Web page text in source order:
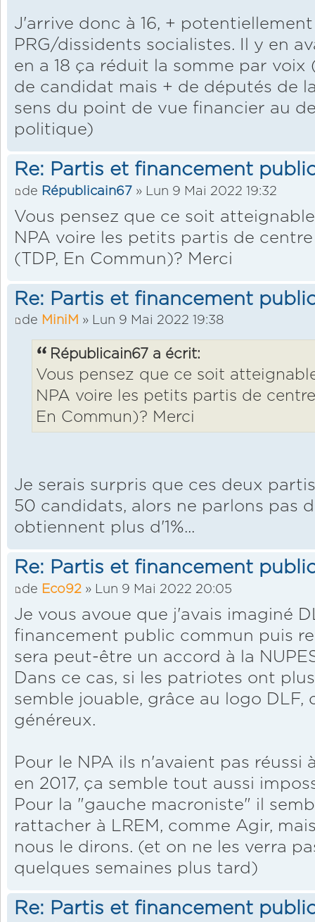
J'arrive donc à 16, + potentiellement
PRG/dissidents socialistes. Il y en
en a 18 ça réduit la somme par
de candidat mais + de députés de
sens du point de vue financier au
politique)
Re: Partis et financement
de Républicain67 » Lun 9 Mai 2022 19:32
Vous pensez que ce soit
NPA voire les petits partis de
(TDP, En Commun)? Merci
Re: Partis et financement
de MiniM » Lun 9 Mai 2022 19:38
Républicain67 a écrit:
Vous pensez que ce soit
NPA voire les petits partis de
En Commun)? Merci
Je serais surpris que ces deux
50 candidats, alors ne parlons pas
obtiennent plus d'1%...
Re: Partis et financement
de Eco92 » Lun 9 Mai 2022 20:05
Je vous avoue que j'avais imaginé
financement public commun puis
sera peut-être un accord à la
Dans ce cas, si les patriotes ont
semble jouable, grâce au logo
généreux.
Pour le NPA ils n'avaient pas
en 2017, ça semble tout aussi
Pour la "gauche macroniste" il
rattacher à LREM, comme Agir,
nous le dirons. (et on ne les verra
quelques semaines plus tard)
Re: Partis et financement